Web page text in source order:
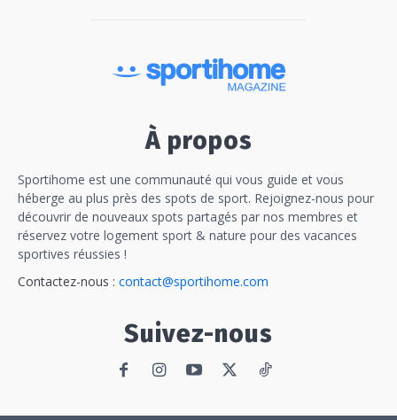
À propos
Sportihome est une communauté qui vous guide et vous
héberge au plus près des spots de sport. Rejoignez-nous pour
découvrir de nouveaux spots partagés par nos membres et
réservez votre logement sport & nature pour des vacances
sportives réussies !
Contactez-nous : contact@sportihome.com
Suivez-nous